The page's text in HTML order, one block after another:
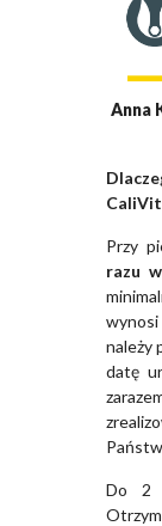
Anna
Przy
razu
wynosi
należy
datę
Do 2